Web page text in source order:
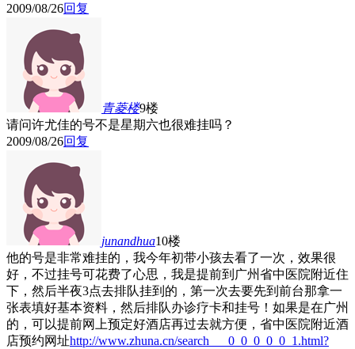
2009/08/26回复
青菱楼9楼
请问许尤佳的号不是星期六也很难挂吗？
2009/08/26回复
junandhua10楼
他的号是非常难挂的，我今年初带小孩去看了一次，效果很
好，不过挂号可花费了心思，我是提前到广州省中医院附近住
下，然后半夜3点去排队挂到的，第一次去要先到前台那拿一
张表填好基本资料，然后排队办诊疗卡和挂号！如果是在广州
的，可以提前网上预定好酒店再过去就方便，省中医院附近酒
店预约网址http://www.zhuna.cn/search___0_0_0_0_0_1.html?